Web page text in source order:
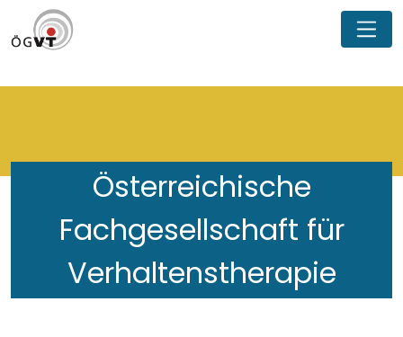
Österreichische
Fachgesellschaft für
Verhaltenstherapie